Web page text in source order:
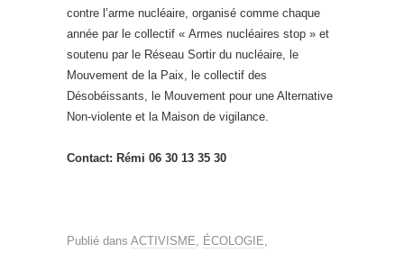
contre l’arme nucléaire, organisé comme chaque
année par le collectif « Armes nucléaires stop » et
soutenu par le Réseau Sortir du nucléaire, le
Mouvement de la Paix, le collectif des
Désobéissants, le Mouvement pour une Alternative
Non-violente et la Maison de vigilance.
Contact: Rémi 06 30 13 35 30
Publié dans ACTIVISME ÉCOLOGIE